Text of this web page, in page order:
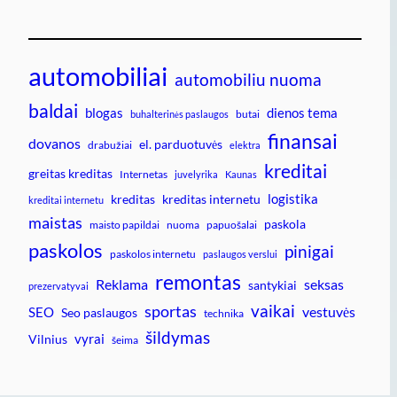
automobiliai automobiliu nuoma
baldai blogas buhalterinės paslaugos butai dienos tema
dovanos drabužiai el. parduotuvės elektra finansai
greitas kreditas Internetas juvelyrika Kaunas kreditai
kreditai internetu kreditas kreditas internetu logistika
maistas maisto papildai nuoma papuošalai paskola
paskolos paskolos internetu paslaugos verslui pinigai
prezervatyvai Reklama remontas santykiai seksas
SEO Seo paslaugos sportas technika vaikai vestuvės
Vilnius vyrai šeima šildymas